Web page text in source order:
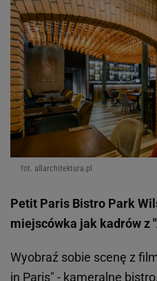
fot. a8architektura.pl
Petit Paris Bistro Park
miejscówka jak kadrów z
Wyobraź sobie scenę z
in Paris" - kameralne